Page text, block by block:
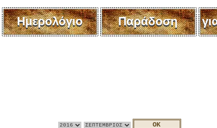
Ημερολόγιο Παράδοση